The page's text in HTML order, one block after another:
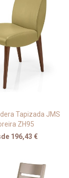
Tapizada JMS
ZH95
196,43 €